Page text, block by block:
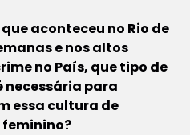
aconteceu no Rio de
e nos altos
no País, que tipo de
necessária para
essa cultura de